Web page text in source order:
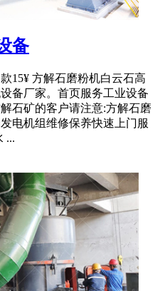
备
15¥ 方解石磨粉机白云石高
备厂家。首页服务工业设备
石矿的客户请注意:方解石磨
电机组维修保养快速上门服
...